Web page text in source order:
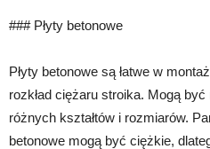
### Płyty betonowe
Płyty betonowe są łatwe w
rozkład ciężaru stroika. Mogą
różnych kształtów i rozmiarów.
betonowe mogą być ciężkie,